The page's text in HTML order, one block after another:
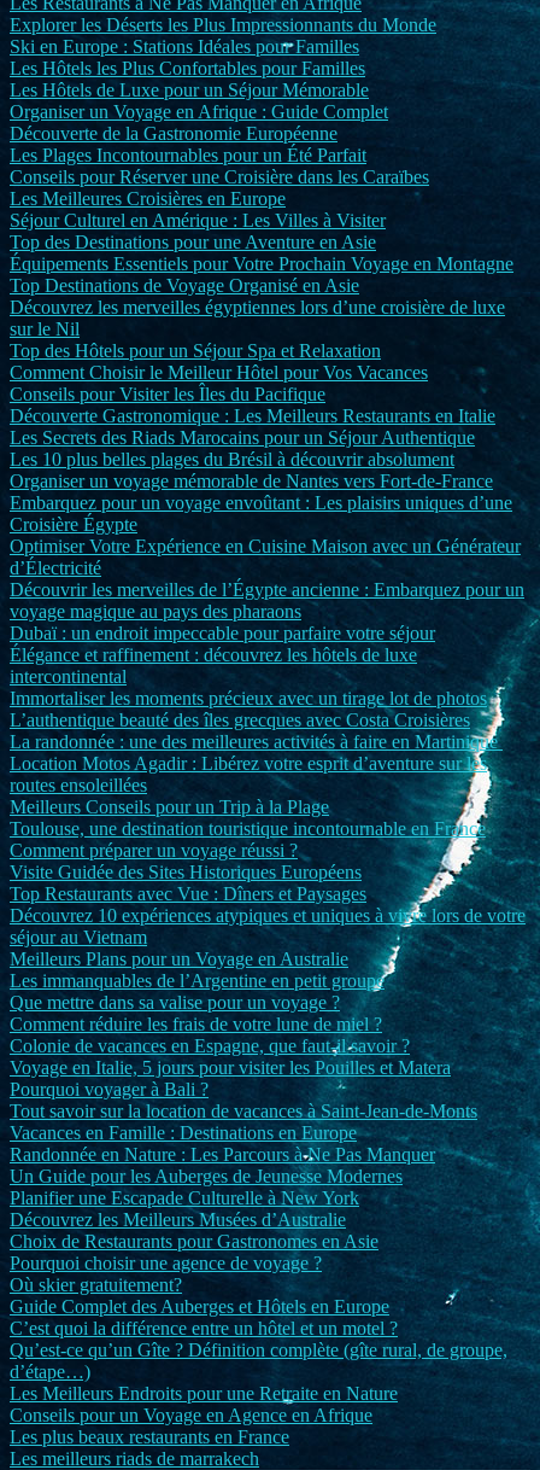
Explorer les Déserts les Plus Impressionnants du Monde
Ski en Europe : Stations Idéales pour Familles
Les Hôtels les Plus Confortables pour Familles
Les Hôtels de Luxe pour un Séjour Mémorable
Organiser un Voyage en Afrique : Guide Complet
Découverte de la Gastronomie Européenne
Les Plages Incontournables pour un Été Parfait
Conseils pour Réserver une Croisière dans les Caraïbes
Les Meilleures Croisières en Europe
Séjour Culturel en Amérique : Les Villes à Visiter
Top des Destinations pour une Aventure en Asie
Équipements Essentiels pour Votre Prochain Voyage en Montagne
Top Destinations de Voyage Organisé en Asie
Découvrez les merveilles égyptiennes lors d’une croisière de luxe
sur le Nil
Top des Hôtels pour un Séjour Spa et Relaxation
Comment Choisir le Meilleur Hôtel pour Vos Vacances
Conseils pour Visiter les Îles du Pacifique
Découverte Gastronomique : Les Meilleurs Restaurants en Italie
Les Secrets des Riads Marocains pour un Séjour Authentique
Les 10 plus belles plages du Brésil à découvrir absolument
Organiser un voyage mémorable de Nantes vers Fort-de-France
Embarquez pour un voyage envoûtant : Les plaisirs uniques d’une
Croisière Égypte
Optimiser Votre Expérience en Cuisine Maison avec un Générateur
d’Électricité
Découvrir les merveilles de l’Égypte ancienne : Embarquez pour un
voyage magique au pays des pharaons
Dubaï : un endroit impeccable pour parfaire votre séjour
Élégance et raffinement : découvrez les hôtels de luxe
intercontinental
Immortaliser les moments précieux avec un tirage lot de photos
L’authentique beauté des îles grecques avec Costa Croisières
La randonnée : une des meilleures activités à faire en Martinique
Location Motos Agadir : Libérez votre esprit d’aventure sur les
routes ensoleillées
Meilleurs Conseils pour un Trip à la Plage
Toulouse, une destination touristique incontournable en France
Comment préparer un voyage réussi ?
Visite Guidée des Sites Historiques Européens
Top Restaurants avec Vue : Dîners et Paysages
Découvrez 10 expériences atypiques et uniques à vivre lors de votre
séjour au Vietnam
Meilleurs Plans pour un Voyage en Australie
Les immanquables de l’Argentine en petit groupe
Que mettre dans sa valise pour un voyage ?
Comment réduire les frais de votre lune de miel ?
Colonie de vacances en Espagne, que faut-il savoir ?
Voyage en Italie, 5 jours pour visiter les Pouilles et Matera
Pourquoi voyager à Bali ?
Tout savoir sur la location de vacances à Saint-Jean-de-Monts
Vacances en Famille : Destinations en Europe
Randonnée en Nature : Les Parcours à Ne Pas Manquer
Un Guide pour les Auberges de Jeunesse Modernes
Planifier une Escapade Culturelle à New York
Découvrez les Meilleurs Musées d’Australie
Choix de Restaurants pour Gastronomes en Asie
Pourquoi choisir une agence de voyage ?
Où skier gratuitement?
Guide Complet des Auberges et Hôtels en Europe
C’est quoi la différence entre un hôtel et un motel ?
Qu’est-ce qu’un Gîte ? Définition complète (gîte rural, de groupe,
d’étape…)
Les Meilleurs Endroits pour une Retraite en Nature
Conseils pour un Voyage en Agence en Afrique
Les plus beaux restaurants en France
Les meilleurs riads de marrakech